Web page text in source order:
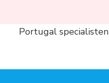
Portugal specialisten